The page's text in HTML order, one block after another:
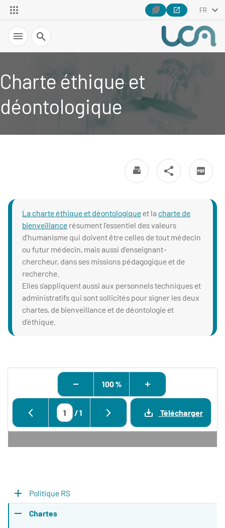
FR
Recherche
Charte éthique et
déontologique
La charte éthique et déontologiqueet la charte de
bienveillance résument l’essentiel des valeurs
d’humanisme qui doivent être celles de tout médecin
ou futur médecin, mais aussi d’enseignant-
chercheur, dans ses missions pédagogique et de
recherche.
Elles s’appliquent aussi aux personnels techniques et
administratifs qui sont sollicités pour signer les deux
chartes, de bienveillance et de déontologie et
d’éthique.
100 %
/1 Télécharger
Politique RS
Chartes